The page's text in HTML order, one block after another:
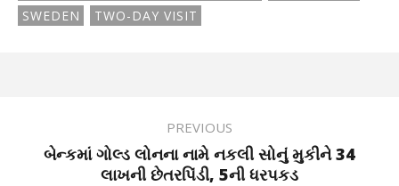
SWEDEN
TWO-DAY VISIT
PREVIOUS
બેન્કમાં ગોલ્ડ લોનના નામે નકલી સોનું મુકીને 34
લાખની છેતરપિંડી, 5ની ધરપકડ